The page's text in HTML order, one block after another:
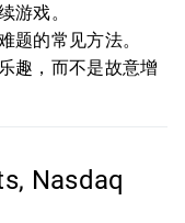
游戏。
题的常见方法。
趣，而不是故意增
Nasdaq